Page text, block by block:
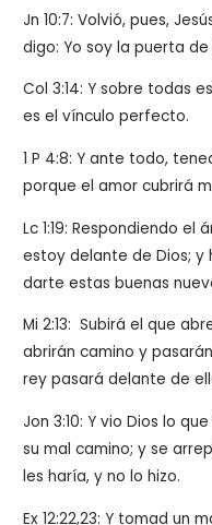
Jn 10:7: Volvió, pues,
digo: Yo soy la puerta de
Col 3:14: Y sobre todas
es el vínculo perfecto.
1 P 4:8: Y ante todo,
porque el amor cubrirá
Lc 1:19: Respondiendo el
estoy delante de Dios; y
darte estas buenas
Mi 2:13: Subirá el que
abrirán camino y
rey pasará delante de
Jon 3:10: Y vio Dios lo
su mal camino; y se
les haría, y no lo hizo.
Ex 12:22,23: Y tomad un